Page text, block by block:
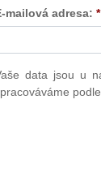
odpovědných
č. 562/2006,
osob
s. 11; Úř. věst.
s. 15)
mailová adresa: *
data jsou u
podle